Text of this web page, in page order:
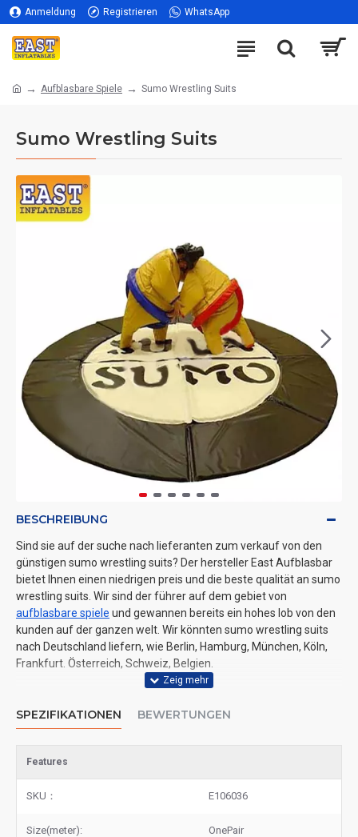
Anmeldung Registrieren WhatsApp
Aufblasbare Spiele Sumo Wrestling Suits
Sumo Wrestling Suits
BESCHREIBUNG
Sind sie auf der suche nach lieferanten zum verkauf von den
günstigen sumo wrestling suits? Der hersteller East Aufblasbar
bietet Ihnen einen niedrigen preis und die beste qualität an sumo
wrestling suits. Wir sind der führer auf dem gebiet von
aufblasbare spiele und gewannen bereits ein hohes lob von den
kunden auf der ganzen welt. Wir könnten sumo wrestling suits
nach Deutschland liefern, wie Berlin, Hamburg, München, Köln,
Frankfurt. Österreich, Schweiz, Belgien.
SPEZIFIKATIONEN BEWERTUNGEN
Features
SKU： E106036
Size(meter): OnePair